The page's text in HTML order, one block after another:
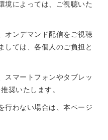
境によっては、ご視聴いた
オンデマンド配信をご視聴
しては、各個人のご負担と
スマートフォンやタブレッ
奨いたします。
行わない場合は、本ページ